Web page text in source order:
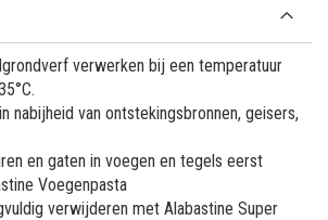
verwerken bij een temperatuur
nabijheid van ontstekingsbronnen, geisers,
en gaten in voegen en tegels eerst
Voegenpasta
verwijderen met Alabastine Super